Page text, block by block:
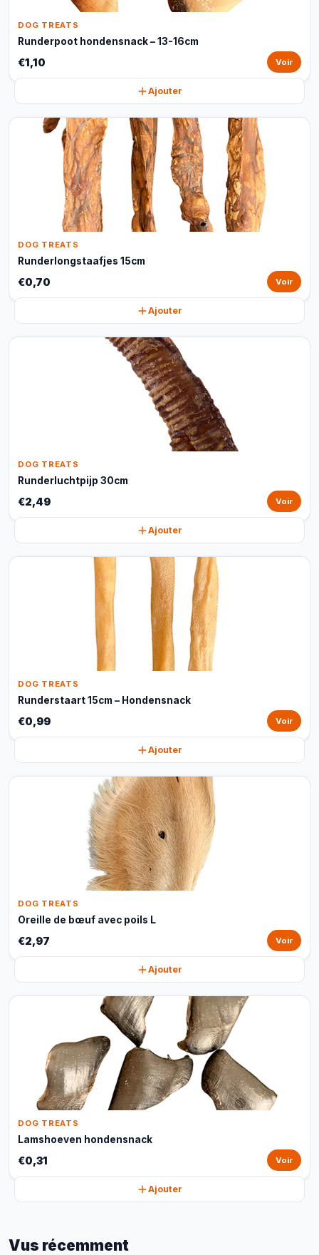
DOG TREATS
Runderpoot hondensnack – 13-16cm
€1,10 Voir
Ajouter
DOG TREATS
Runderlongstaafjes 15cm
€0,70 Voir
Ajouter
DOG TREATS
Runderluchtpijp 30cm
€2,49 Voir
Ajouter
DOG TREATS
Runderstaart 15cm – Hondensnack
€0,99 Voir
Ajouter
DOG TREATS
Oreille de bœuf avec poils L
€2,97 Voir
Ajouter
DOG TREATS
Lamshoeven hondensnack
€0,31 Voir
Ajouter
Vus récemment